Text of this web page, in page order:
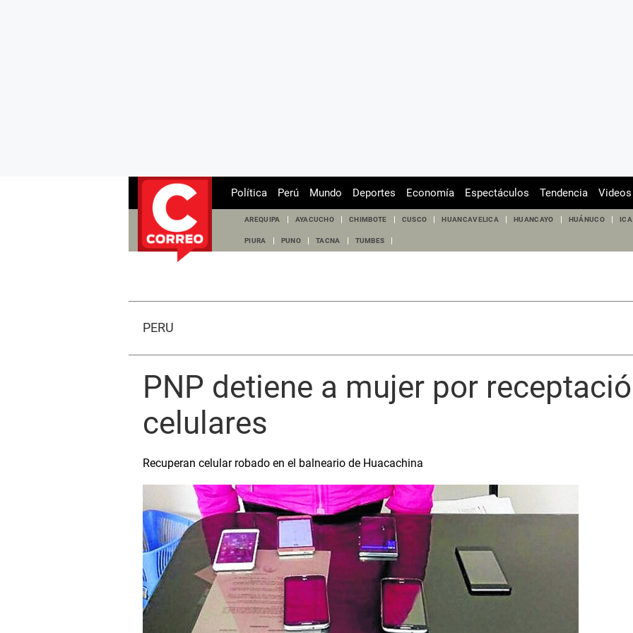
Política Perú Mundo Deportes Economía Espectáculos Tendencia Videos
AREQUIPA AYACUCHO CHIMBOTE CUSCO HUANCAVELICA HUANCAYO HUÁNUCO ICA
PIURA PUNO TACNA TUMBES
PERÚ
PNP detiene a mujer por
celulares
Recuperan celular robado en el balneario de Huacachina